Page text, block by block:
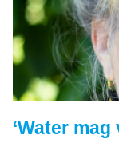
‘Water